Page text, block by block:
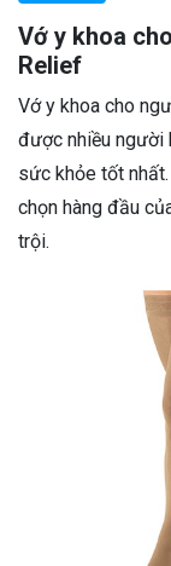
Vớ y khoa
Relief
Vớ y khoa cho
được nhiều người
sức khỏe tốt
chọn hàng đầu
trội.